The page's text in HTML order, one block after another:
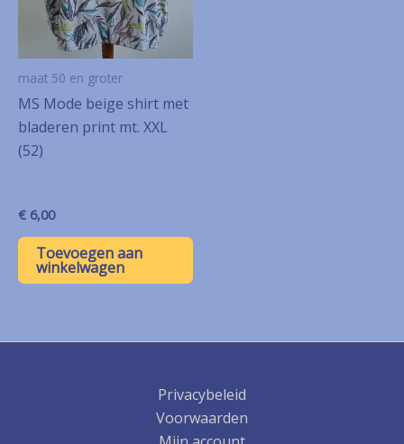
maat 50 en groter
MS Mode beige shirt met
bladeren print mt. XXL
(52)
€ 6,00
Toevoegen aan
winkelwagen
Privacybeleid
Voorwaarden